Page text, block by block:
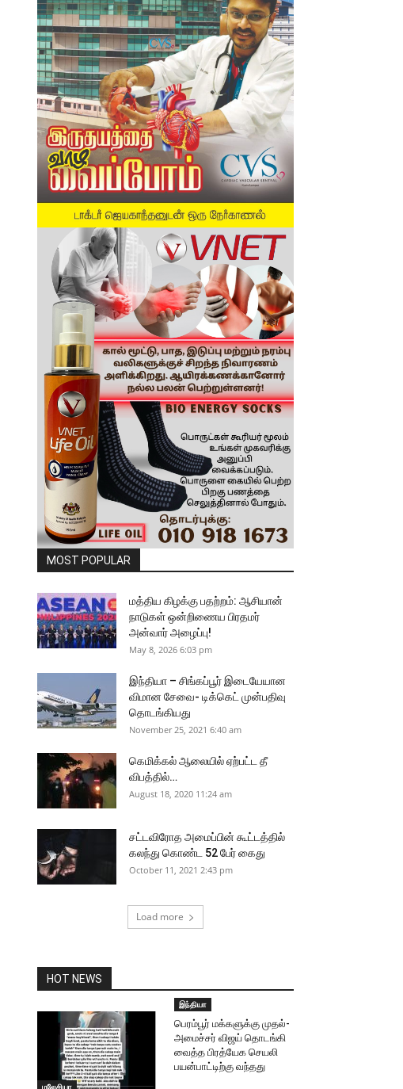
MOST POPULAR
மத்திய கிழக்கு பதற்றம்: ஆசியான்
நாடுகள் ஒன்றிணைய பிரதமர்
அன்வார் அழைப்பு!
May 8, 2026 6:03 pm
இந்தியா – சிங்கப்பூர் இடையேயான
விமான சேவை- டிக்கெட் முன்பதிவு
தொடங்கியது
November 25, 2021 6:40 am
கெமிக்கல் ஆலையில் ஏற்பட்ட தீ
விபத்தில்…
August 18, 2020 11:24 am
சட்டவிரோத அமைப்பின் கூட்டத்தில்
கலந்து கொண்ட 52 பேர் கைது
October 11, 2021 2:43 pm
Load more
HOT NEWS
மலேசியா
இந்தியா
பெரம்பூர் மக்களுக்கு முதல்-
அமைச்சர் விஜய் தொடங்கி
வைத்த பிரத்யேக செயலி
பயன்பாட்டிற்கு வந்தது